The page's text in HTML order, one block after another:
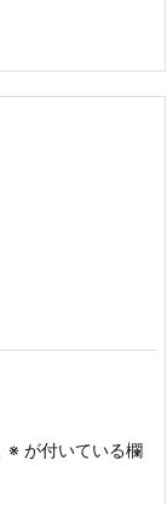
※ が付いている欄